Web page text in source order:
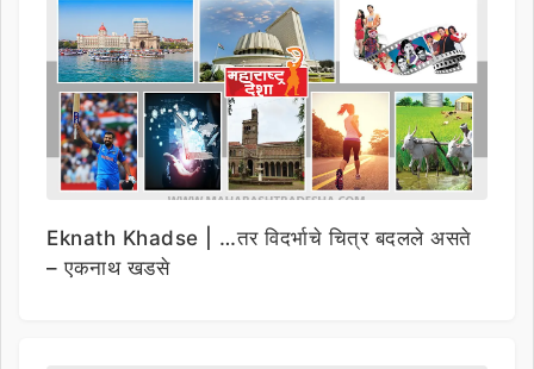
Eknath Khadse | …तर विदर्भाचे चित्र बदलले असते
– एकनाथ खडसे